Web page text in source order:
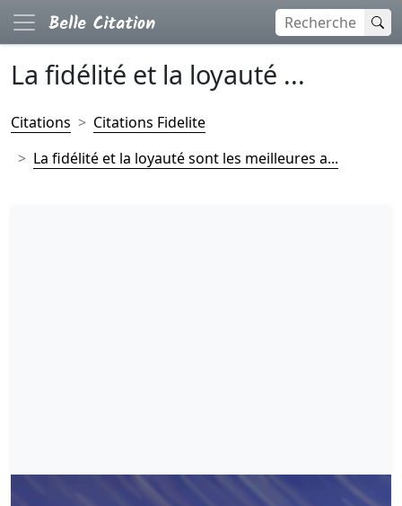
La fidélité et la loyauté ...
Citations
Citations Fidelite
La fidélité et la loyauté sont les meilleures a...